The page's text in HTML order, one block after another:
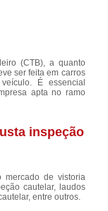
(CTB), a quanto
ser feita em carros
É essencial
apta no ramo
inspeção
mercado de vistoria
cautelar, laudos
entre outros.